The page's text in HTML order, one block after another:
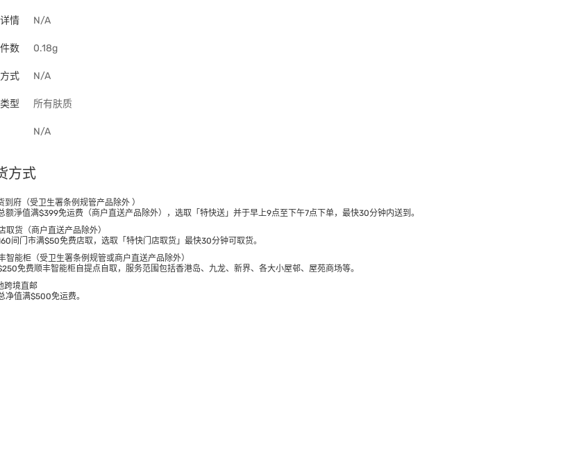
情 N/A
数 0.18g
式 N/A
型 所有肤质
N/A
方式
到府（受卫生署条例规管产品除外 ）
额淨值满$399免运费（商户直送产品除外），选取「特快送」并于早上9点至下午7点下单，最快30分钟内送到​。
取货（商户直送产品除外）
间门市满$50免费店取，选取「特快门店取货」最快30分钟可取货。
智能柜（受卫生署条例规管或商户直送产品除外）
免费顺丰智能柜自提点自取，服务范围包括香港岛、九龙、新界、各大小屋邨、屋苑商场等。
跨境直邮
净值满$500免运费。